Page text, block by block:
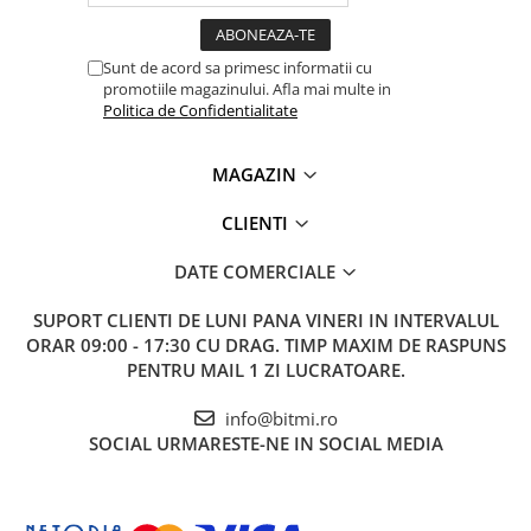
Sunt de acord sa primesc informatii cu
promotiile magazinului. Afla mai multe in
Politica de Confidentialitate
MAGAZIN
CLIENTI
DATE COMERCIALE
SUPORT CLIENTI DE LUNI PANA VINERI IN INTERVALUL
ORAR 09:00 - 17:30 CU DRAG. TIMP MAXIM DE RASPUNS
PENTRU MAIL 1 ZI LUCRATOARE.
info@bitmi.ro
SOCIAL URMARESTE-NE IN SOCIAL MEDIA